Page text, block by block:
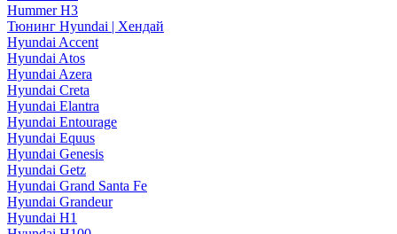
Hummer H3
Тюнинг Hyundai | Хендай
Hyundai Accent
Hyundai Atos
Hyundai Azera
Hyundai Creta
Hyundai Elantra
Hyundai Entourage
Hyundai Equus
Hyundai Genesis
Hyundai Getz
Hyundai Grand Santa Fe
Hyundai Grandeur
Hyundai H1